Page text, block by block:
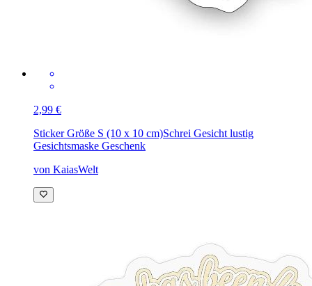
2,99 €
Sticker Größe S (10 x 10 cm)Schrei Gesicht lustig
Gesichtsmaske Geschenk
von KaiasWelt